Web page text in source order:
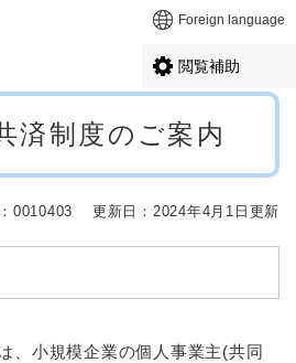
ーを飛ばして本文へ Foreign language
閲覧補助
済制度のご案内
0010403 更新日：2024年4月1日更新
、小規模企業の個人事業主(共同